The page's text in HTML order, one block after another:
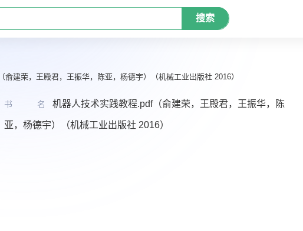
搜索
俞建荣，王殿君，王振华，陈亚，杨德宇）（机械工业出版社 2016）
书名 机器人技术实践教程.pdf（俞建荣，王殿君，王振华，陈
亚，杨德宇）（机械工业出版社 2016）